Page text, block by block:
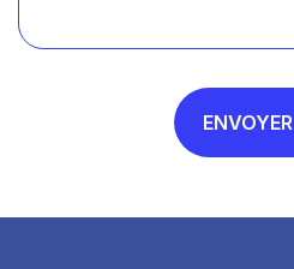
ENVOYER